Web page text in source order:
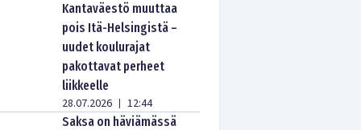
Kantaväestö muuttaa
pois Itä-Helsingistä –
uudet koulurajat
pakottavat perheet
liikkeelle
28.07.2026 | 12:44
Saksa on häviämässä